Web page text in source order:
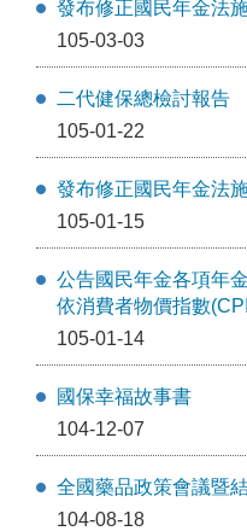
發布修正國民年金法
105-03-03
二代健保總檢討報告
105-01-22
發布修正國民年金法
105-01-15
公告國民年金各項年
依消費者物價指數
105-01-14
國保幸福故事書
104-12-07
全國藥品政策會議暨
104-08-18